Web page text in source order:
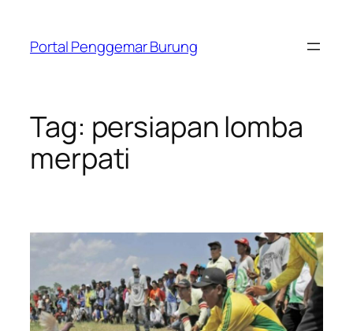
content
Portal Penggemar Burung
Tag: persiapan lomba
merpati